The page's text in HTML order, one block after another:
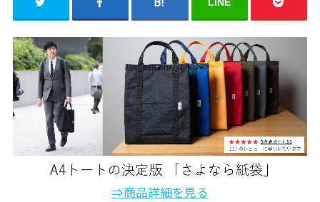
⇒商品詳細を見る